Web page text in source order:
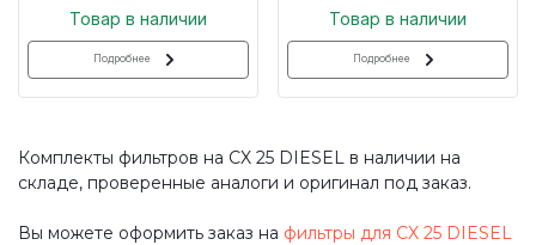
Товар в наличии
Подробнее
Товар в наличии
Подробнее
Комплекты фильтров на CX 25 DIESEL в наличии на
складе, проверенные аналоги и оригинал под заказ.
Вы можете оформить заказ на фильтры для CX 25 DIESEL